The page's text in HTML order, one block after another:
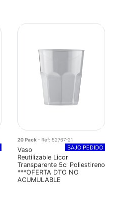
20 Pack- Ref: 52767-21
BAJO PEDIDO
Vaso
Reutilizable Licor
Transparente 5cl Poliestireno
***OFERTA DTO NO
ACUMULABLE